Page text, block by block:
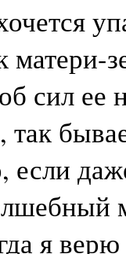
матери-
сил ее
так
если
я